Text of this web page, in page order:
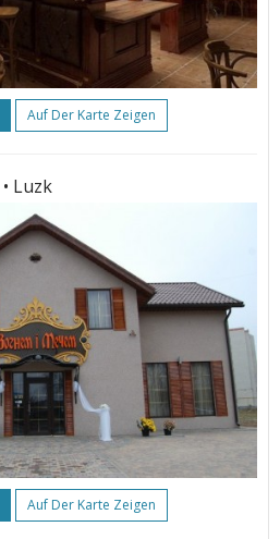
Auf Der Karte Zeigen
• Luzk
Auf Der Karte Zeigen